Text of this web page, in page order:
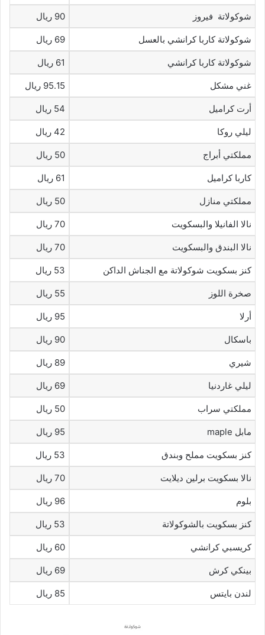
شوكولاتة فيروز 90 ريال
شوكولاتة كاربا كرانشي بالعسل 69 ريال
شوكولاتة كاربا كرانشي 61 ريال
غني مشكل 95.15 ريال
أرت كراميل 54 ريال
ليلي روكا 42 ريال
مملكتي أبراج 50 ريال
كاربا كراميل 61 ريال
مملكتي منازل 50 ريال
نالا الفانيلا والبسكويت 70 ريال
نالا البندق والبسكويت 70 ريال
كنز بسكويت شوكولاتة مع الجناش الداكن 53 ريال
صخرة اللوز 55 ريال
أرلا 95 ريال
باسكال 90 ريال
شيري 89 ريال
ليلي غاردنيا 69 ريال
مملكتي سراب 50 ريال
مابل maple 95 ريال
كنز بسكويت مملح وبندق 53 ريال
نالا بسكويت برلين ديلايت 70 ريال
بلوم 96 ريال
كنز بسكويت بالشوكولاتة 53 ريال
كريسبي كرانشي 60 ريال
بينكي كرش 69 ريال
لندن بايتس 85 ريال